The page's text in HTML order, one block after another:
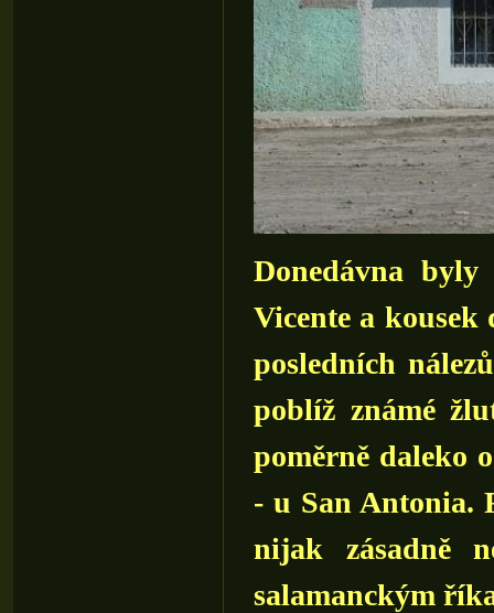
Donedávna
Vicente a kousek
posledních
poblíž známé
poměrně daleko
- u San Antonia.
nijak zásadně
salamanckým